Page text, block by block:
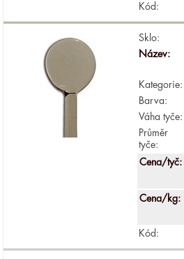
Kód:
Sklo:
Název:
Kategorie:
Barva:
Váha tyče:
Průměr
tyče:
Cena/tyč:
Cena/kg:
Kód: